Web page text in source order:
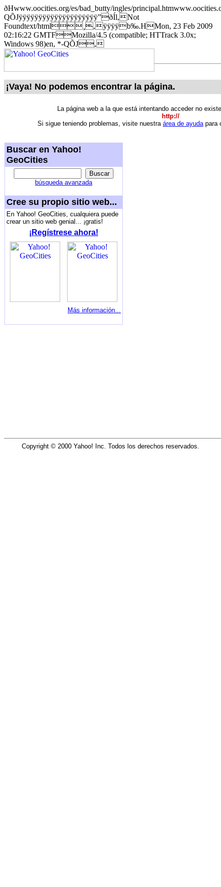
ðHwww.oocities.org/es/bad_butty/ingles/
QÕJÿÿÿÿÿÿÿÿÿÿÿÿÿÿÿÿÿÿÿÿ”ðÍl,Not
Foundtext/html¸,ÿÿÿÿb‰.HMon, 23 Feb 2009
02:16:22 GMTFMozilla/4.5 (compatible; HTTrack 3.0x;
Windows 98)en, *-QÕJ,
¡Vaya! No podemos encontrar la página.
La página web a la que está intentando acceder no
http://
Si sigue teniendo problemas, visite nuestra área de ayudapara
Buscar en Yahoo!
GeoCities
búsqueda avanzada
Cree su propio sitio web...
En Yahoo! GeoCities, cualquiera puede
crear un sitio web genial... ¡gratis!
¡Regístrese ahora!
Más información...
Copyright © 2000 Yahoo! Inc. Todos los derechos reservados.